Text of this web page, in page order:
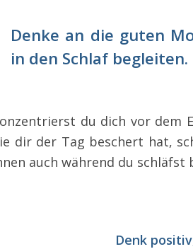
Denke an die guten
in den Schlaf begleiten.
du dich vor dem
dir der Tag beschert hat,
auch während du schläfst
Denk